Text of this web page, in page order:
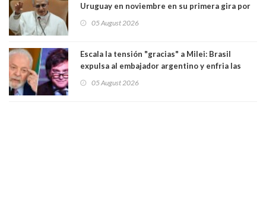
Uruguay en noviembre en su primera gira por
05 August 2026
Escala la tensión "gracias" a Milei: Brasil
expulsa al embajador argentino y enfria las
trasandino
05 August 2026